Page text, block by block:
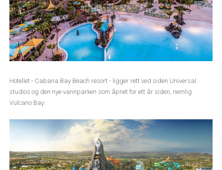
Hotellet - Cabana Bay Beach resort - ligger rett ved siden Universal
studios og den nye vannparken som åpnet for ett år siden, nemlig
Vulcano Bay: